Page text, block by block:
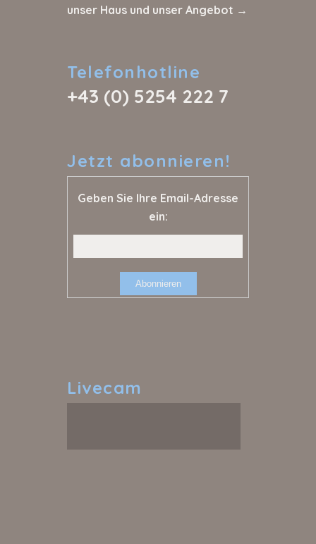
unser Haus und unser Angebot →
Telefonhotline
+43 (0) 5254 222 7
Jetzt abonnieren!
Geben Sie Ihre Email-Adresse
ein:
Livecam